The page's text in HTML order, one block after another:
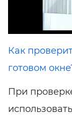
Как
готовом
При